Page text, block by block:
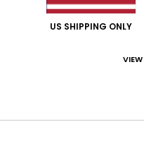
dos
US SHIPPING ONLY